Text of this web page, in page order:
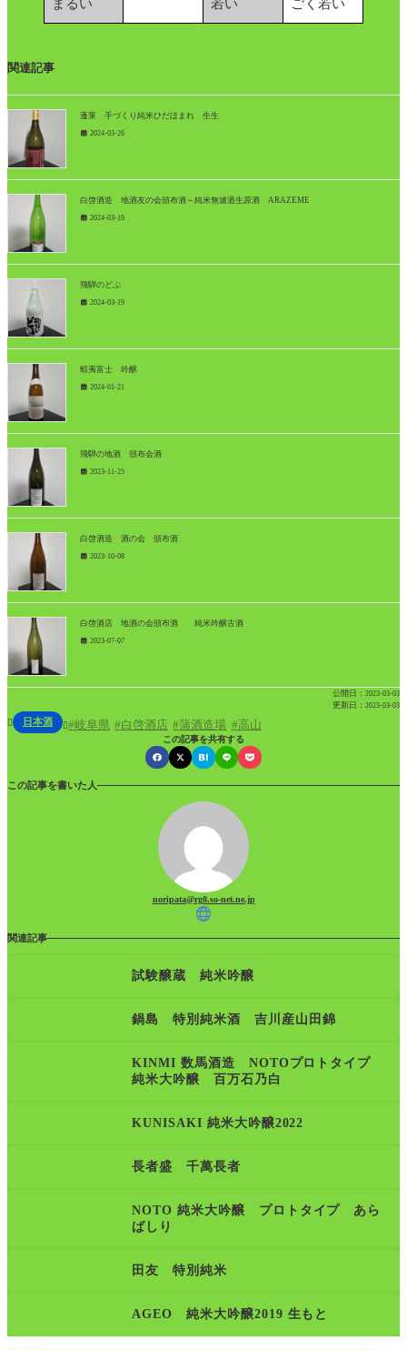
まるい 若い ごく若い
関連記事
蓬莱 手づくり純米ひだほまれ 生生
2024-03-26
白啓酒造 地酒友の会頒布酒～純米無濾過生原酒 ARAZEME
2024-03-19
飛騨のどぶ
2024-03-19
蝦夷富士 吟醸
2024-01-21
飛騨の地酒 頒布会酒
2023-11-25
白啓酒造 酒の会 頒布酒
2023-10-08
白啓酒店 地酒の会頒布酒 純米吟醸古酒
2023-07-07
 日本酒  岐阜県 白啓酒店 蒲酒造場 高山
公開日： 2023-03-03
更新日： 2023-03-03
この記事を共有する
この記事を書いた人
noripata@rg8.so-net.ne.jp
関連記事
試験醸蔵 純米吟醸
鍋島 特別純米酒 吉川産山田錦
KINMI 数馬酒造 NOTOプロトタイプ
純米大吟醸 百万石乃白
KUNISAKI 純米大吟醸2022
長者盛 千萬長者
NOTO 純米大吟醸 プロトタイプ あら
ばしり
田友 特別純米
AGEO 純米大吟醸2019 生もと